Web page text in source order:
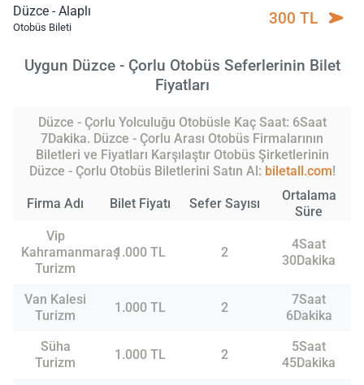
Düzce - Alaplı
Otobüs Bileti 300 TL
Uygun Düzce - Çorlu Otobüs Seferlerinin Bilet
Fiyatları
Düzce - Çorlu Yolculuğu Otobüsle Kaç Saat: 6Saat
7Dakika. Düzce - Çorlu Arası Otobüs Firmalarının
Biletleri ve Fiyatları Karşılaştır Otobüs Şirketlerinin
Düzce - Çorlu Otobüs Biletlerini Satın Al: biletall.com!
Firma Adı Bilet Fiyatı Sefer Sayısı
Ortalama
Süre
Vip
Kahramanmaraş
Turizm
1.000 TL 2
4Saat
30Dakika
Van Kalesi
Turizm
1.000 TL 2
7Saat
6Dakika
Süha
Turizm
1.000 TL 2
5Saat
45Dakika